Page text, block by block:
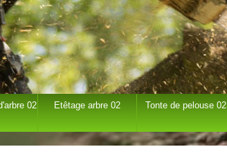
02 Etêtage arbre 02 Tonte de pelouse 02